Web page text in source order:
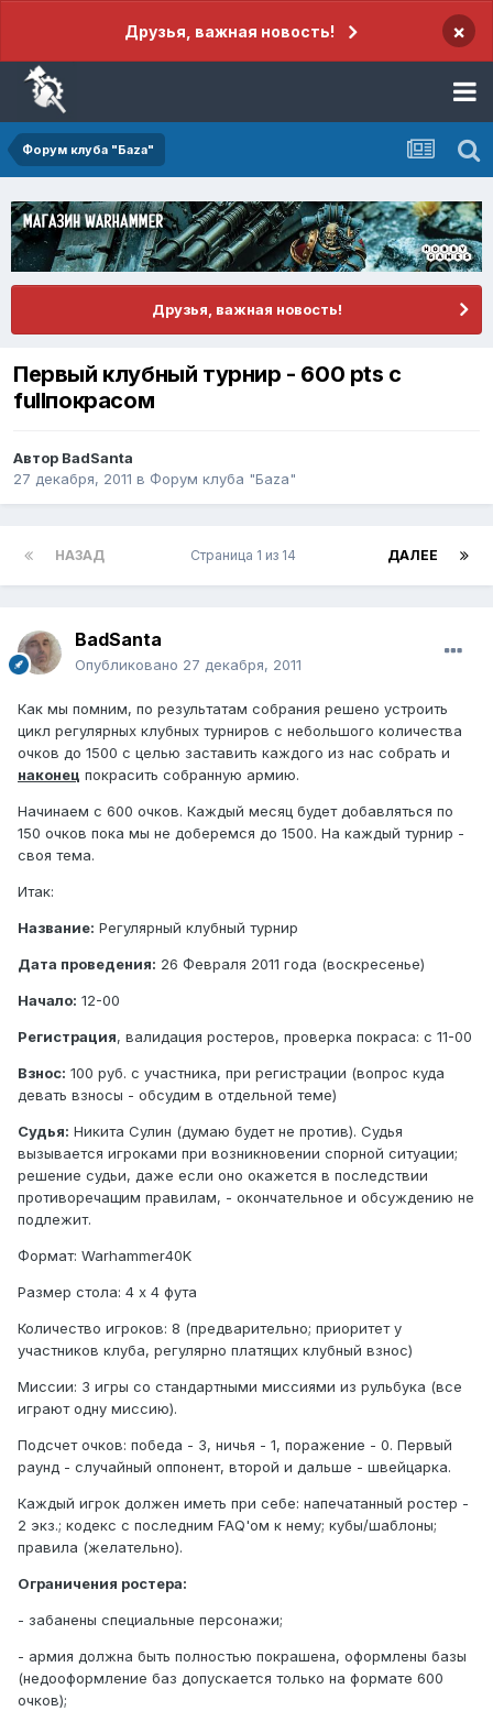
Друзья, важная новость! ×
Форум клуба "Баzа"
Друзья, важная новость!
Первый клубный турнир - 600 pts с
fullпокрасом
Автор BadSanta
27 декабря, 2011 в Форум клуба "Баzа"
НАЗАД ДАЛЕЕ
Страница 1 из 14
BadSanta
Опубликовано 27 декабря, 2011
Как мы помним, по результатам собрания решено устроить
цикл регулярных клубных турниров с небольшого количества
очков до 1500 с целью заставить каждого из нас собрать и
наконец покрасить собранную армию.
Начинаем с 600 очков. Каждый месяц будет добавляться по
150 очков пока мы не доберемся до 1500. На каждый турнир -
своя тема.
Итак:
Название: Регулярный клубный турнир
Дата проведения: 26 Февраля 2011 года (воскресенье)
Начало: 12-00
Регистрация, валидация ростеров, проверка покраса: с 11-00
Взнос: 100 руб. с участника, при регистрации (вопрос куда
девать взносы - обсудим в отдельной теме)
Судья: Никита Сулин (думаю будет не против). Судья
вызывается игроками при возникновении спорной ситуации;
решение судьи, даже если оно окажется в последствии
противоречащим правилам, - окончательное и обсуждению не
подлежит.
Формат: Warhammer40K
Размер стола: 4 х 4 фута
Количество игроков: 8 (предварительно; приоритет у
участников клуба, регулярно платящих клубный взнос)
Миссии: 3 игры со стандартными миссиями из рульбука (все
играют одну миссию).
Подсчет очков: победа - 3, ничья - 1, поражение - 0. Первый
раунд - случайный оппонент, второй и дальше - швейцарка.
Каждый игрок должен иметь при себе: напечатанный ростер -
2 экз.; кодекс с последним FAQ'ом к нему; кубы/шаблоны;
правила (желательно).
Ограничения ростера:
- забанены специальные персонажи;
- армия должна быть полностью покрашена, оформлены базы
(недооформление баз допускается только на формате 600
очков);